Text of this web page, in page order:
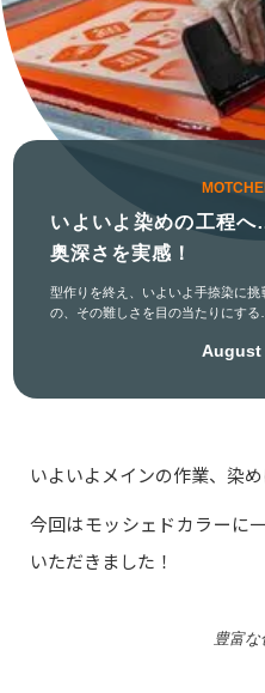
いよいよ染めの工程
奥深さを実感！
型作りを終え、いよいよ手捺染に
の、その難しさを目の当たりにする
August
いよいよメインの作業、染
今回はモッシェドカラーに
いただきました！
豊富